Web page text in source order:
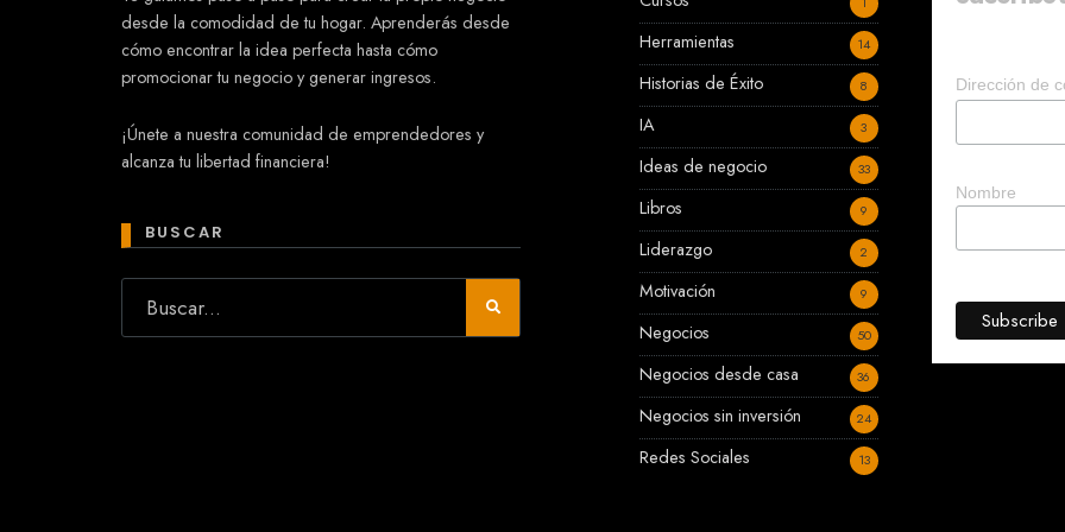
desde la comodidad de tu hogar. Aprenderás desde
cómo encontrar la idea perfecta hasta cómo
promocionar tu negocio y generar ingresos.
¡Únete a nuestra comunidad de emprendedores y
alcanza tu libertad financiera!
BUSCAR
Herramientas 14
Historias de Éxito 8
IA 3
Ideas de negocio 33
Libros 9
Liderazgo 2
Motivación 9
Negocios 50
Negocios desde casa 36
Negocios sin inversión 24
Redes Sociales 13
Dirección de
Nombre
En línea
¿Quieres que te ayude a crear un
negocio?